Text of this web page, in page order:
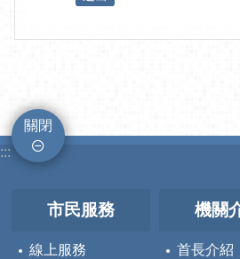
關閉
:::
市民服務
線上服務
機關
首長介紹